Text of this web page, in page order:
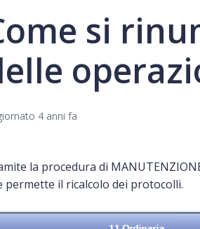
si
4 anni fa
la procedura di
permette il ricalcolo dei protocolli.